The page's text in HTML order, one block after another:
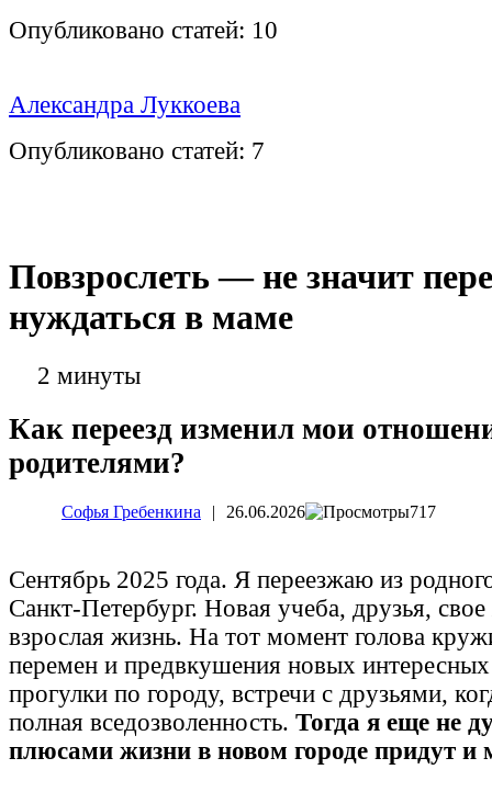
Опубликовано статей: 10
Александра Луккоева
Опубликовано статей: 7
Повзрослеть — не значит
нуждаться в маме
2 минуты
Как переезд изменил мои
родителями?
Софья Гребенкина | 26.06.2026 717
Сентябрь 2025 года. Я переезжаю из
Санкт-Петербург. Новая учеба, друзья,
взрослая жизнь. На тот момент голова
перемен и предвкушения новых
прогулки по городу, встречи с друзьями,
полная вседозволенность. Тогда я еще не
плюсами жизни в новом городе придут и